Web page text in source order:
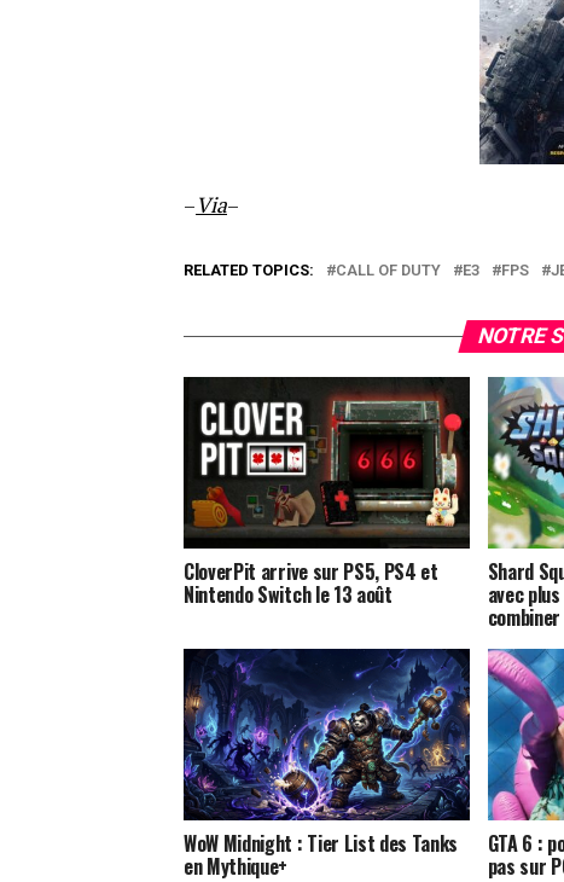
–Via–
RELATED TOPICS: CALL OF DUTY E3 FPS
NOTRE
CloverPit arrive sur PS5, PS4 et
Nintendo Switch le 13 août
Shard
avec
combiner
WoW Midnight : Tier List des Tanks
en Mythique+
GTA 6 :
pas sur